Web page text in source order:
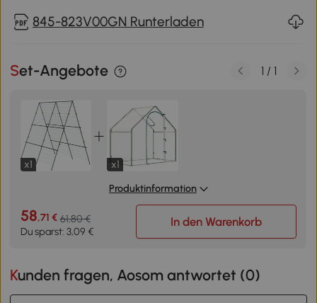
845-823V00GN Runterladen
Set-Angebote
x1
x1
Produktinformation
58,71 € 61,80 €
Du sparst: 3,09 €
In den Warenkorb
1 / 1
Kunden fragen, Aosom antwortet (0)